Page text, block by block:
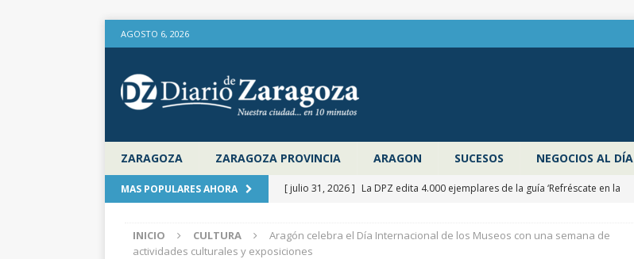
AGOSTO 6, 2026
ZARAGOZA ZARAGOZA PROVINCIA ARAGON SUCESOS NEGOCIOS AL DÍA
MAS POPULARES AHORA [ julio 31, 2026 ] La DPZ edita 4.000 ejemplares de la guía ‘Refréscate en la
aire libre en el verano
ZARAGOZA PROVINCIA
INICIO CULTURA
Aragón celebra el Día Internacional de los Museos con una semana de
actividades culturales y exposiciones